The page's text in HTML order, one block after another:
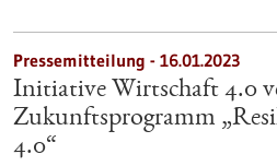
Pressemitteilung - 16.01.2023
Initiative Wirtschaft 4.0
Zukunfts­programm
4.0“